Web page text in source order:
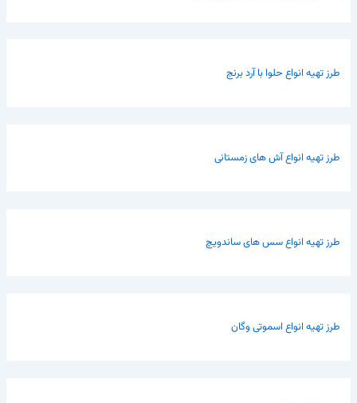
طرز تهیه انواع حلوا با آرد برنج
طرز تهیه انواع آش های زمستانی
طرز تهیه انواع سس های ساندویچ
طرز تهیه انواع اسموتی وگان